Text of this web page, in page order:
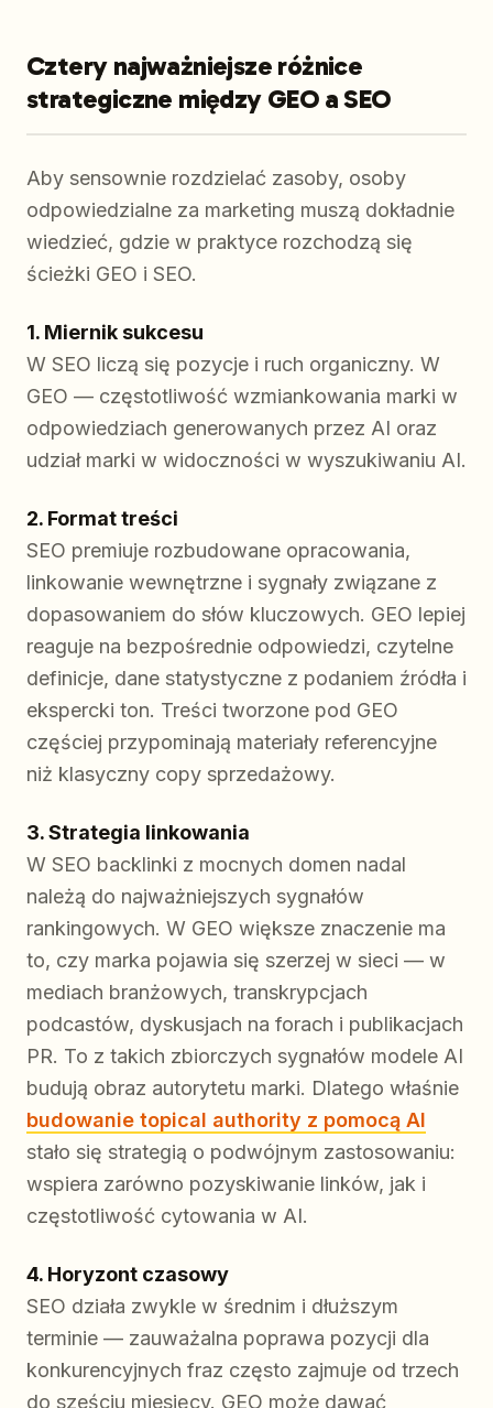
Cztery najważniejsze różnice
strategiczne między GEO a SEO
Aby sensownie rozdzielać zasoby, osoby
odpowiedzialne za marketing muszą dokładnie
wiedzieć, gdzie w praktyce rozchodzą się
ścieżki GEO i SEO.
1. Miernik sukcesu
W SEO liczą się pozycje i ruch organiczny. W
GEO — częstotliwość wzmiankowania marki w
odpowiedziach generowanych przez AI oraz
udział marki w widoczności w wyszukiwaniu AI.
2. Format treści
SEO premiuje rozbudowane opracowania,
linkowanie wewnętrzne i sygnały związane z
dopasowaniem do słów kluczowych. GEO lepiej
reaguje na bezpośrednie odpowiedzi, czytelne
definicje, dane statystyczne z podaniem źródła i
ekspercki ton. Treści tworzone pod GEO
częściej przypominają materiały referencyjne
niż klasyczny copy sprzedażowy.
3. Strategia linkowania
W SEO backlinki z mocnych domen nadal
należą do najważniejszych sygnałów
rankingowych. W GEO większe znaczenie ma
to, czy marka pojawia się szerzej w sieci — w
mediach branżowych, transkrypcjach
podcastów, dyskusjach na forach i publikacjach
PR. To z takich zbiorczych sygnałów modele AI
budują obraz autorytetu marki. Dlatego właśnie
budowanie topical authority z pomocą AI
stało się strategią o podwójnym zastosowaniu:
wspiera zarówno pozyskiwanie linków, jak i
częstotliwość cytowania w AI.
4. Horyzont czasowy
SEO działa zwykle w średnim i dłuższym
terminie — zauważalna poprawa pozycji dla
konkurencyjnych fraz często zajmuje od trzech
do sześciu miesięcy. GEO może dawać